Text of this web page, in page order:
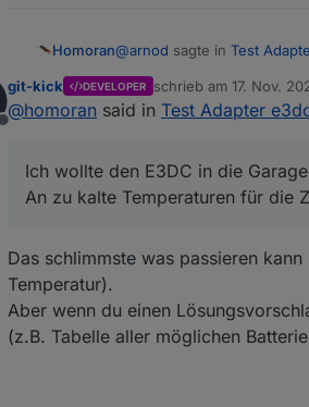
Homoran@arnod sagte in Test
Perfekt.
Darf ich stänkern?
@ujok sagte inTest
wo hat schon eine
Ich wollte den E3DC in die
An zu kalte Temperaturen
Offline
git-kick DEVELOPER schrieb am 17. Nov.
zuletzt editiert von
@homoran said in Test Adapter
Ich wollte den E3DC in die
An zu kalte Temperaturen für die
Das schlimmste was passieren
Temperatur).
Aber wenn du einen
(z.B. Tabelle aller möglichen